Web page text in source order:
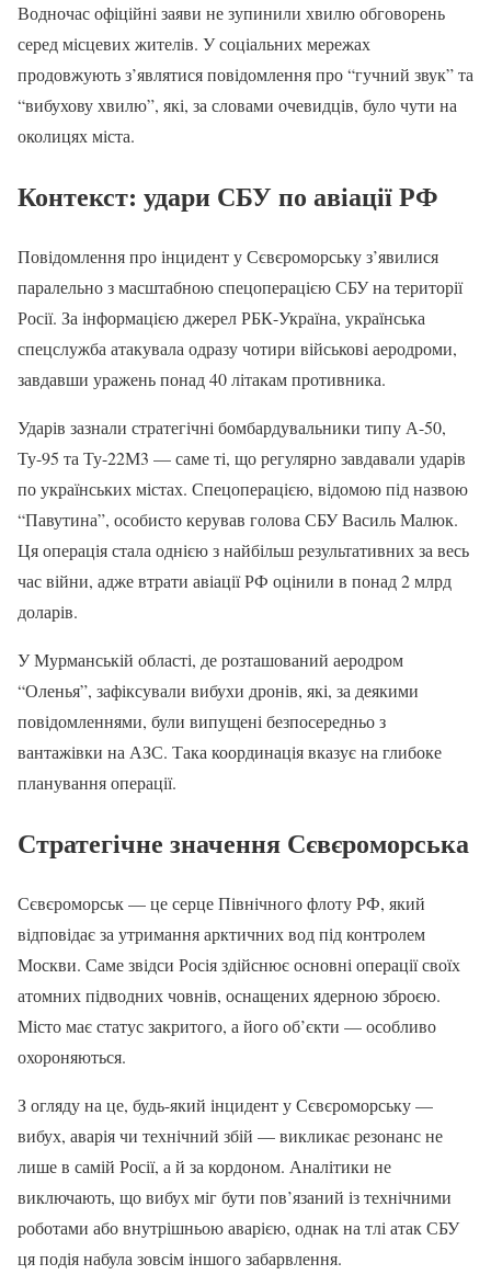
Водночас офіційні заяви не зупинили хвилю обговорень
серед місцевих жителів. У соціальних мережах
продовжують з’являтися повідомлення про “гучний звук” та
“вибухову хвилю”, які, за словами очевидців, було чути на
околицях міста.
Контекст: удари СБУ по авіації РФ
Повідомлення про інцидент у Сєвєроморську з’явилися
паралельно з масштабною спецоперацією СБУ на території
Росії. За інформацією джерел РБК-Україна, українська
спецслужба атакувала одразу чотири військові аеродроми,
завдавши уражень понад 40 літакам противника.
Ударів зазнали стратегічні бомбардувальники типу А-50,
Ту-95 та Ту-22М3 — саме ті, що регулярно завдавали ударів
по українських містах. Спецоперацією, відомою під назвою
“Павутина”, особисто керував голова СБУ Василь Малюк.
Ця операція стала однією з найбільш результативних за весь
час війни, адже втрати авіації РФ оцінили в понад 2 млрд
доларів.
У Мурманській області, де розташований аеродром
“Оленья”, зафіксували вибухи дронів, які, за деякими
повідомленнями, були випущені безпосередньо з
вантажівки на АЗС. Така координація вказує на глибоке
планування операції.
Стратегічне значення Сєвєроморська
Сєвєроморськ — це серце Північного флоту РФ, який
відповідає за утримання арктичних вод під контролем
Москви. Саме звідси Росія здійснює основні операції своїх
атомних підводних човнів, оснащених ядерною зброєю.
Місто має статус закритого, а його об’єкти — особливо
охороняються.
З огляду на це, будь-який інцидент у Сєвєроморську —
вибух, аварія чи технічний збій — викликає резонанс не
лише в самій Росії, а й за кордоном. Аналітики не
виключають, що вибух міг бути пов’язаний із технічними
роботами або внутрішньою аварією, однак на тлі атак СБУ
ця подія набула зовсім іншого забарвлення.